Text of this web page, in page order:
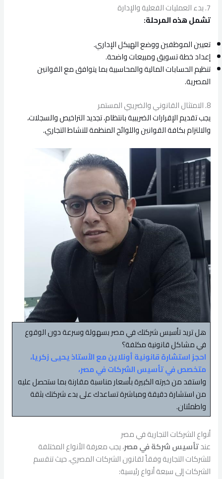
7. بدء العمليات الفعلية والإدارة
تشمل هذه المرحلة:
تعيين الموظفين ووضع الهيكل الإداري.
إعداد خطة تسويق ومبيعات واضحة.
تنظيم الحسابات المالية والمحاسبية بما يتوافق مع القوانين
المصرية.
8. الامتثال القانوني والضريبي المستمر
يجب تقديم الإقرارات الضريبية بانتظام، تجديد التراخيص والسجلات،
والالتزام بكافة القوانين واللوائح المنظمة للنشاط التجاري.
هل تريد تأسيس شركتك في مصر بسهولة وسرعة دون الوقوع
في مشاكل قانونية مكلفة؟
احجز استشارة قانونية أونلاين مع الأستاذ يحيى زكريا،
متخصص في تأسيس الشركات في مصر،
واستفد من خبرته الكبيرة بأسعار مناسبة مقارنة بما ستحصل عليه
من استشارة دقيقة ومباشرة تساعدك على بدء شركتك بثقة
واطمئنان.
أنواع الشركات التجارية في مصر
عندتأسيس شركة في مصر، يجب معرفة الأنواع المختلفة
للشركات التجارية وفقاً لقانون الشركات المصري، حيث تنقسم
الشركات إلى سبعة أنواع رئيسية: